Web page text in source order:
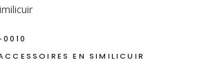
EN SIMILICUIR